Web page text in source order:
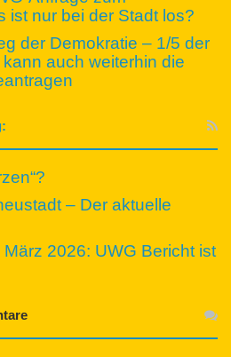
ist nur bei der Stadt los?
der Demokratie – 1/5 der
auch weiterhin die
– Der aktuelle
2026: UWG Bericht ist